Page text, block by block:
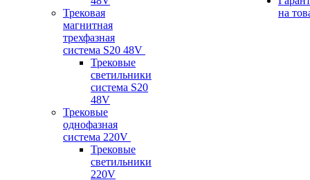
Трековая
магнитная
трехфазная
система S20 48V
Трековые
светильники
система S20
48V
Трековые
однофазная
система 220V
Трековые
светильники
220V
на